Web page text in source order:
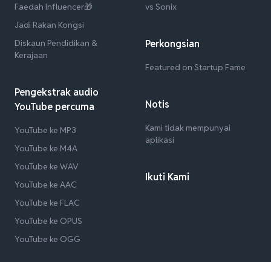
Faedah Influencer🎁
Jadi Rakan Kongsi
Diskaun Pendidikan &
Kerajaan
Pengekstrak audio
YouTube percuma
YouTube ke MP3
YouTube ke M4A
YouTube ke WAV
YouTube ke AAC
YouTube ke FLAC
YouTube ke OPUS
YouTube ke OGG
vs Sonix
Perkongsian
Featured on Startup Fame
Notis
Kami tidak mempunyai
aplikasi
Ikuti Kami